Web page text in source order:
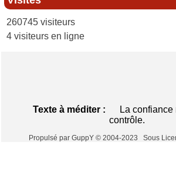
260745 visiteurs
4 visiteurs en ligne
Texte à méditer :
La confiance
contrôle.
Propulsé par GuppY © 2004-2023 Sous